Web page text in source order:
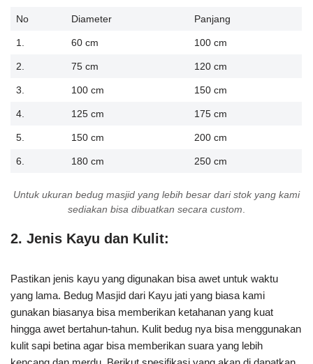
No Diameter Panjang
1. 60 cm 100 cm
2. 75 cm 120 cm
3. 100 cm 150 cm
4. 125 cm 175 cm
5. 150 cm 200 cm
6. 180 cm 250 cm
Untuk ukuran bedug masjid yang lebih besar dari stok yang kami
sediakan bisa dibuatkan secara custom
2. Jenis Kayu dan Kulit:
Pastikan jenis kayu yang digunakan bisa awet untuk waktu
yang lama. Bedug Masjid dari Kayu jati yang biasa kami
gunakan biasanya bisa memberikan ketahanan yang kuat
hingga awet bertahun-tahun. Kulit bedug nya bisa menggunakan
kulit sapi betina agar bisa memberikan suara yang lebih